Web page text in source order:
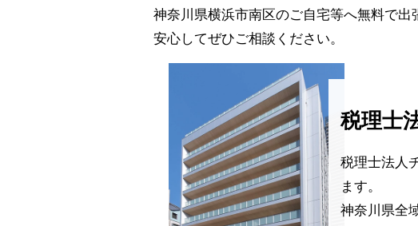
神奈川県横浜市南区のご自宅等へ無料で出
安心してぜひご相談ください。
税理士
税理士法人
ます。
神奈川県全